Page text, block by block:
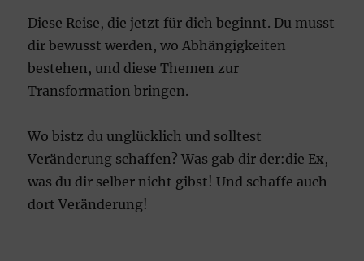
Diese Reise, die jetzt für dich beginnt. Du musst
dir bewusst werden, wo Abhängigkeiten
bestehen, und diese Themen zur
Transformation bringen.
Wo bistz du unglücklich und solltest
Veränderung schaffen? Was gab dir der:die Ex,
was du dir selber nicht gibst! Und schaffe auch
dort Veränderung!